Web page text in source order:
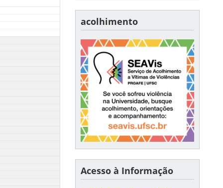
acolhimento
Acesso à Informação